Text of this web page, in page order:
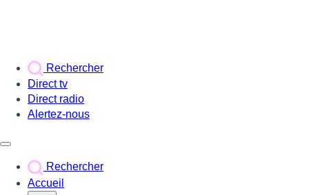
Rechercher
Direct tv
Direct radio
Alertez-nous
Rechercher
Accueil